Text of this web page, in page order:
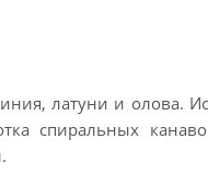
латуни и олова.
спиральных